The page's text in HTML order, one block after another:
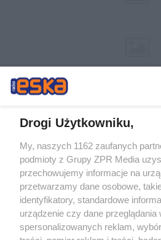
Żaden utwór zamieszczony w serwisie nie
rozpowszechniany lub dalej
tym także elektroniczny lub mechaniczny)
eksploatacji w jakiejkolwiek formie,
Internecie bez pisemnej zgody właściciela
wykorzystanie utworów w całości lub w
tzn. bez właściwej zgody, jest zabronione
ścigane prawnie.
Drogi Użytkowniku,
My, naszych 1162 zaufanych
podmioty z Grupy ZPR Media
przechowujemy informacje na
przetwarzamy dane osobowe,
identyfikatory, standardowe
urządzenie czy dane przeglądania
spersonalizowanych reklam,